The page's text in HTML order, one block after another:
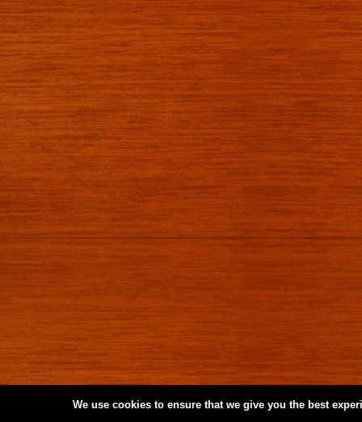
We use cookies to ensure that we give you the best